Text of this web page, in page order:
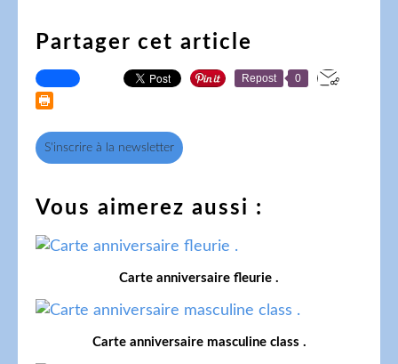
Partager cet article
Repost 0
S'inscrire à la newsletter
Vous aimerez aussi :
Carte anniversaire fleurie .
Carte anniversaire masculine class .